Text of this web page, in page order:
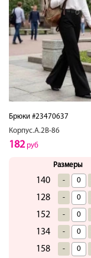
Брюки #23470637
Корпус.А.2В-86
182руб
Размеры
140 -
128 -
152 -
134 -
158 -